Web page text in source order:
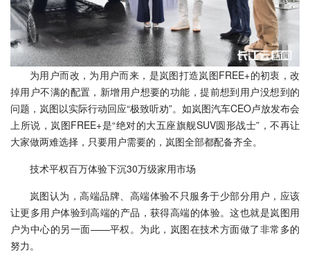
为用户而改，为用户而来，是岚图打造岚图FREE+的初衷，改
掉用户不满的配置，新增用户想要的功能，提前想到用户没想到的
问题，岚图以实际行动回应“极致听劝”。如岚图汽车CEO卢放发布会
上所说，岚图FREE+是“绝对的大五座旗舰SUV圆形战士”，不再让
大家做两难选择，只要用户需要的，岚图全部都配备齐全。
技术平权百万体验下沉30万级家用市场
岚图认为，高端品牌、高端体验不只服务于少部分用户，应该
让更多用户体验到高端的产品，获得高端的体验。这也就是岚图用
户为中心的另一面——平权。为此，岚图在技术方面做了非常多的
努力。